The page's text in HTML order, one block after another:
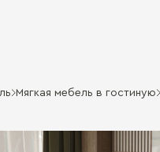
Мягкая мебель в гостиную